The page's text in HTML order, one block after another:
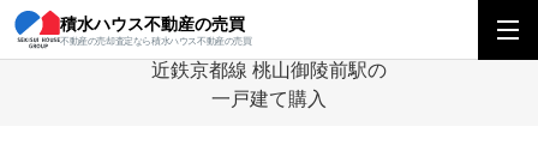
積水ハウス不動産の売買
不動産の売却査定なら積水ハウス不動産の売買
積水ハウス不動産の売買 関西エリア 近鉄京都線
近鉄京都線 桃山御陵前駅の
一戸建て購入